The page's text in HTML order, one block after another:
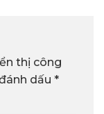
thị công
dấu *